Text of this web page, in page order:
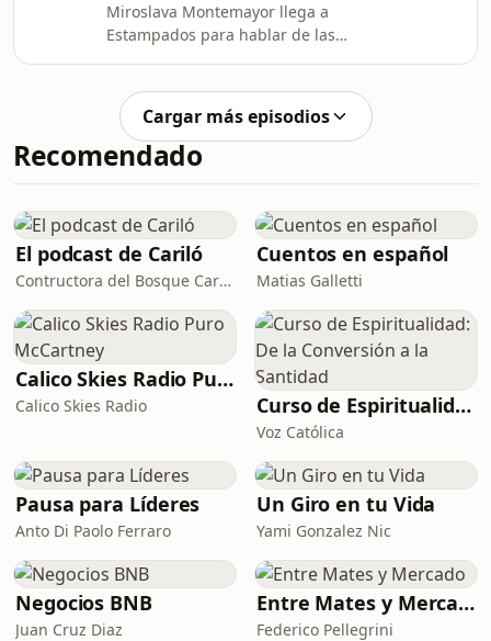
Miroslava Montemayor llega a
Estampados para hablar de las
Mundo y muchas anécdotas de su
vida.
Cargar más episodios
Recomendado
El podcast de Cariló
Contructora del Bosque Cariló
Cuentos en español
Matias Galletti
Calico Skies Radio Puro McCartney
Calico Skies Radio Curso de Espiritualidad: De la Conversión a la Santidad
Voz Católica
Pausa para Líderes
Anto Di Paolo Ferraro
Un Giro en tu Vida
Yami Gonzalez Nic
Negocios BNB
Juan Cruz Diaz
Entre Mates y Mercado
Federico Pellegrini